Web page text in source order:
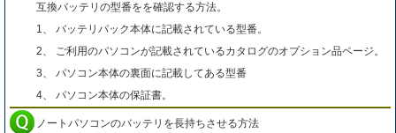
互換バッテリの型番をを確認する方法。
1、 バッテリパック本体に記載されている型番。
2、 ご利用のパソコンが記載されているカタログのオプション品ページ。
3、 パソコン本体の裏面に記載してある型番
4、 パソコン本体の保証書。
ノートパソコンのバッテリを長持ちさせる方法